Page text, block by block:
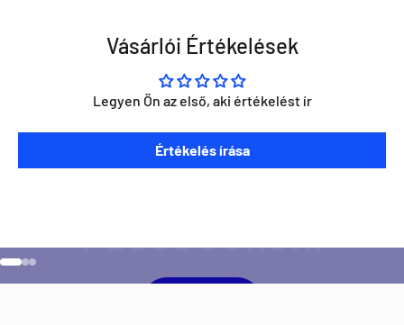
Vásárlói Értékelések
Legyen Ön az első, aki értékelést ír
Értékelés írása
Szeretnéd ha napra kész lennél minden Direct Darts
aktivitással kapcsolatban?